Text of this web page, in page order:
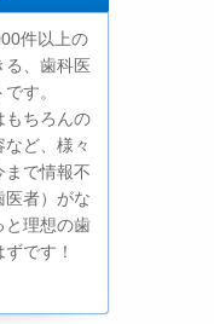
件以上の
る、歯科医
す。
もちろんの
ど、様々
まで情報不
医者）がな
と理想の歯
です！